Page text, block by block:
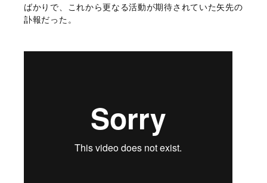
ばかりで、これから更なる活動が期待されていた矢先の
訃報だった。